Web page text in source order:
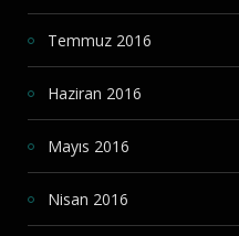
Temmuz 2016
Haziran 2016
Mayıs 2016
Nisan 2016